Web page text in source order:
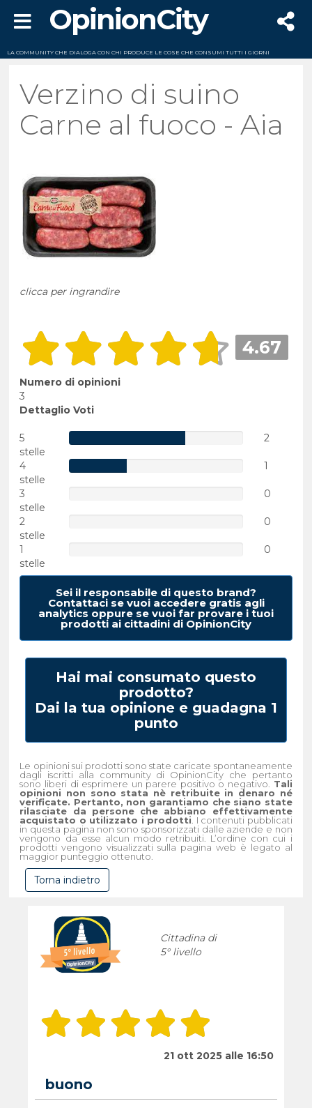
OpinionCity
LA COMMUNITY CHE DIALOGA CON CHI PRODUCE LE COSE CHE CONSUMI TUTTI I GIORNI
Verzino di suino
Carne al fuoco - Aia
clicca per ingrandire
4.67
Numero di opinioni
3
Dettaglio Voti
5
stelle
2
4
stelle
1
3
stelle
0
2
stelle
0
1
stelle
0
Sei il responsabile di questo brand?
Contattaci se vuoi accedere gratis agli
analytics oppure se vuoi far provare i tuoi
prodotti ai cittadini di OpinionCity
Hai mai consumato questo
prodotto?
Dai la tua opinione e guadagna 1
punto
Le opinioni sui prodotti sono state caricate spontaneamente
dagli iscritti alla community di OpinionCity che pertanto
sono liberi di esprimere un parere positivo o negativo. Tali
opinioni non sono stata nè retribuite in denaro né
verificate. Pertanto, non garantiamo che siano state
rilasciate da persone che abbiano effettivamente
acquistato o utilizzato i prodotti . I contenuti pubblicati
in questa pagina non sono sponsorizzati dalle aziende e non
vengono da esse alcun modo retribuiti. L’ordine con cui i
prodotti vengono visualizzati sulla pagina web è legato al
maggior punteggio ottenuto.
Torna indietro
Cittadina di
5° livello
21 ott 2025 alle 16:50
buono